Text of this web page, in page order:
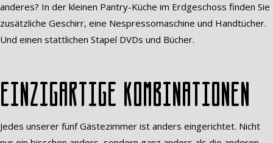
anderes? In der kleinen Pantry-Küche im Erdgeschoss finden Sie
zusätzliche Geschirr, eine Nespressomaschine und Handtücher.
Und einen stattlichen Stapel DVDs und Bücher.
Einzigartige Kombinationen
Jedes unserer fünf Gästezimmer ist anders eingerichtet. Nicht